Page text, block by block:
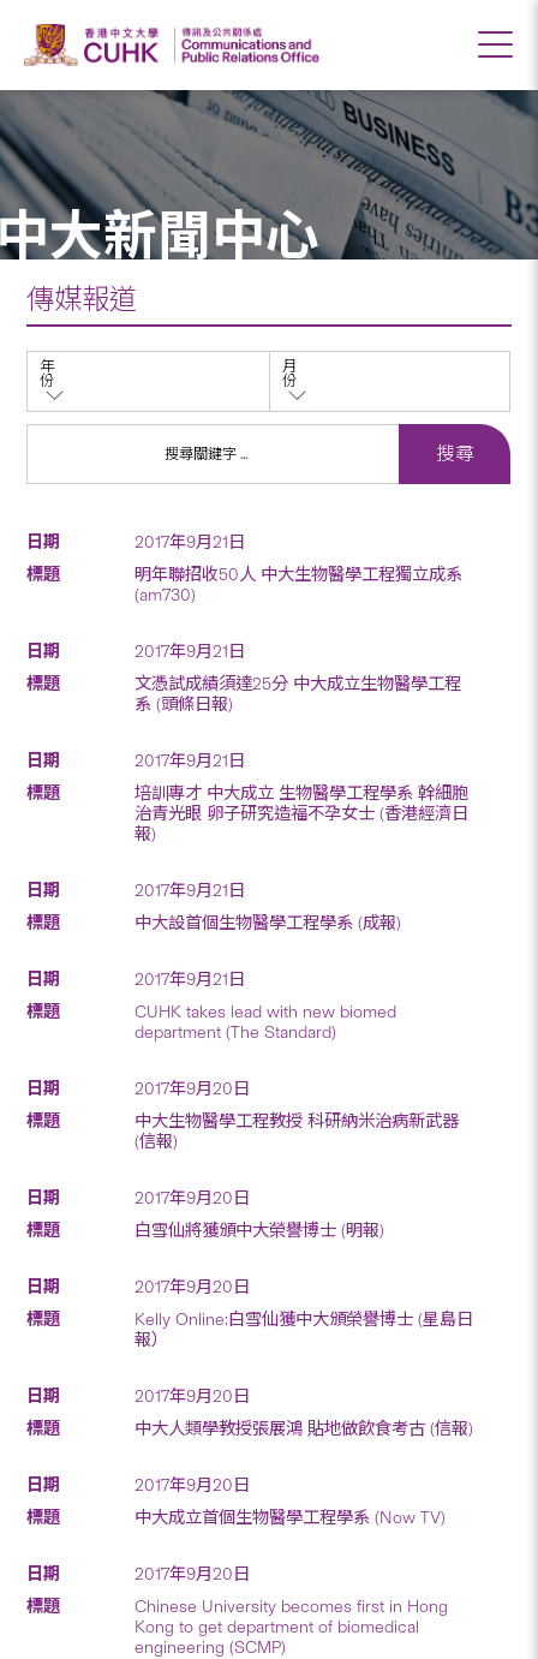
大新聞中心
傳媒報道
年
份
月
份
2017年9月21日
明年聯招收50人 中大生物醫學工程獨立成系
(am730)
2017年9月21日
文憑試成績須達25分 中大成立生物醫學工程
系 (頭條日報)
2017年9月21日
培訓專才 中大成立 生物醫學工程學系 幹細胞
治青光眼 卵子研究造福不孕女士 (香港經濟日
報)
2017年9月21日
中大設首個生物醫學工程學系 (成報)
2017年9月21日
CUHK takes lead with new biomed
department (The Standard)
2017年9月20日
中大生物醫學工程教授 科研納米治病新武器
(信報)
2017年9月20日
白雪仙將獲頒中大榮譽博士 (明報)
2017年9月20日
Kelly Online:白雪仙獲中大頒榮譽博士 (星島日
報）
2017年9月20日
中大人類學教授張展鴻 貼地做飲食考古 (信報)
2017年9月20日
中大成立首個生物醫學工程學系 (Now TV)
2017年9月20日
Chinese University becomes first in Hong
Kong to get department of biomedical
engineering (SCMP)